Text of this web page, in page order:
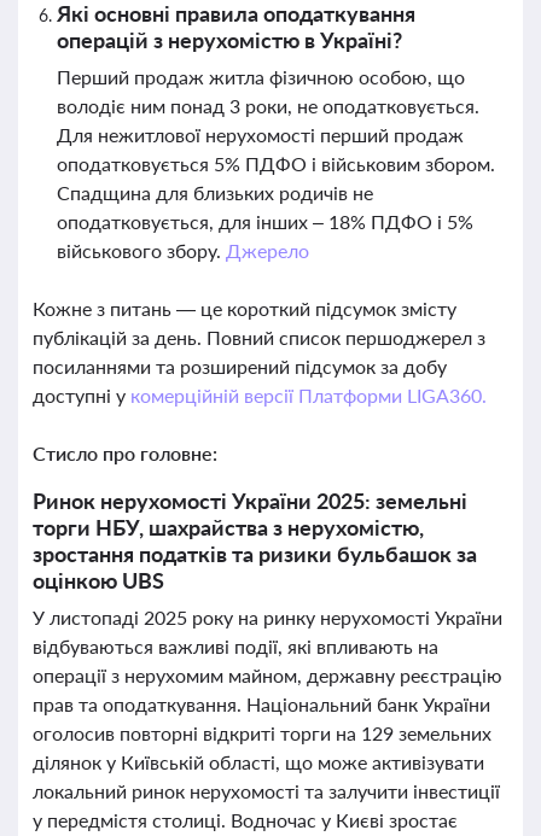
Які основні правила оподаткування
операцій з нерухомістю в Україні?
Перший продаж житла фізичною особою, що
володіє ним понад 3 роки, не оподатковується.
Для нежитлової нерухомості перший продаж
оподатковується 5% ПДФО і військовим збором.
Спадщина для близьких родичів не
оподатковується, для інших – 18% ПДФО і 5%
військового збору. Джерело
Кожне з питань — це короткий підсумок змісту
публікацій за день. Повний список першоджерел з
посиланнями та розширений підсумок за добу
доступні у комерційній версії Платформи LIGA360.
Стисло про головне:
Ринок нерухомості України 2025: земельні
торги НБУ, шахрайства з нерухомістю,
зростання податків та ризики бульбашок за
оцінкою UBS
У листопаді 2025 року на ринку нерухомості України
відбуваються важливі події, які впливають на
операції з нерухомим майном, державну реєстрацію
прав та оподаткування. Національний банк України
оголосив повторні відкриті торги на 129 земельних
ділянок у Київській області, що може активізувати
локальний ринок нерухомості та залучити інвестиції
у передмістя столиці. Водночас у Києві зростає